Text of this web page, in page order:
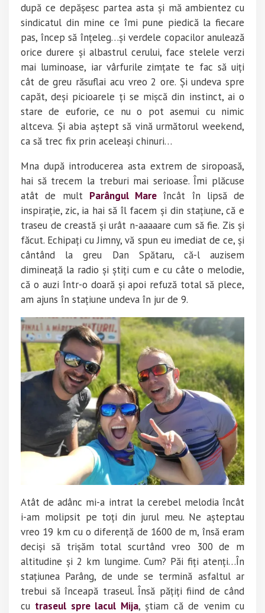
după ce depășesc partea asta și mă ambientez cu
sindicatul din mine ce îmi pune piedică la fiecare
pas, încep să înțeleg…și verdele copacilor anulează
orice durere și albastrul cerului, face stelele verzi
mai luminoase, iar vârfurile zimțate te fac să uiți
cât de greu răsuflai acu vreo 2 ore. Și undeva spre
capăt, deși picioarele ți se mișcă din instinct, ai o
stare de euforie, ce nu o pot asemui cu nimic
altceva. Și abia aștept să vină următorul weekend,
ca să trec fix prin aceleași chinuri…
Mna după introducerea asta extrem de siropoasă,
hai să trecem la treburi mai serioase. Îmi plăcuse
atât de mult Parângul Mare încât în lipsă de
inspirație, zic, ia hai să îl facem și din stațiune, că e
traseu de creastă și urât n-aaaaare cum să fie. Zis și
făcut. Echipați cu Jimny, vă spun eu imediat de ce, și
cântând la greu Dan Spătaru, că-l auzisem
dimineață la radio și știți cum e cu câte o melodie,
că o auzi într-o doară și apoi refuză total să plece,
am ajuns în stațiune undeva în jur de 9.
Atât de adânc mi-a intrat la cerebel melodia încât
i-am molipsit pe toți din jurul meu. Ne așteptau
vreo 19 km cu o diferență de 1600 de m, însă eram
deciși să trișăm total scurtând vreo 300 de m
altitudine și 2 km lungime. Cum? Păi fiți atenți…În
stațiunea Parâng, de unde se termină asfaltul ar
trebui să înceapă traseul. Însă pățiți fiind de când
cu traseul spre lacul Mija, știam că de venim cu